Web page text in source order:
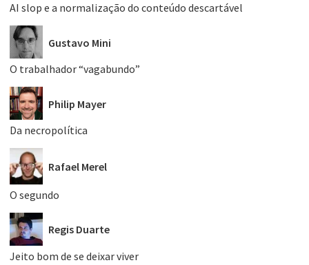
AI slop e a normalização do conteúdo descartável
Gustavo Mini
O trabalhador “vagabundo”
Philip Mayer
Da necropolítica
Rafael Merel
O segundo
Regis Duarte
Jeito bom de se deixar viver